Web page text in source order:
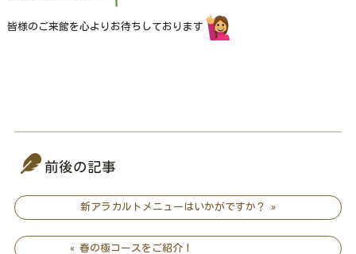
皆様のご来館を心よりお待ちしております
前後の記事
新アラカルトメニューはいかがですか？ »
« 春の極コースをご紹介！